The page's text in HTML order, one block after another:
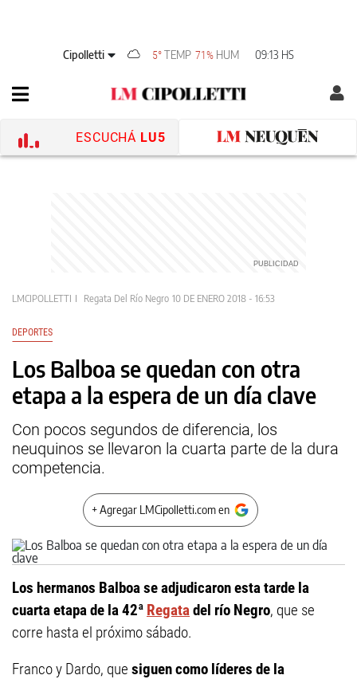
Cipolletti 5°TEMP 71% HUM 09:13 HS
ESCUCHÁ LU5
LMCIPOLLETTI Regata Del Río Negro 10 DE ENERO 2018 - 16:53
DEPORTES
Los Balboa se quedan con otra
etapa a la espera de un día clave
Con pocos segundos de diferencia, los
neuquinos se llevaron la cuarta parte de la dura
competencia.
+ Agregar LMCipolletti.com en
Los hermanos Balboa se adjudicaron esta tarde la
cuarta etapa de la 42ª Regatadel río Negro, que se
corre hasta el próximo sábado.
Franco y Dardo, que siguen como líderes de la